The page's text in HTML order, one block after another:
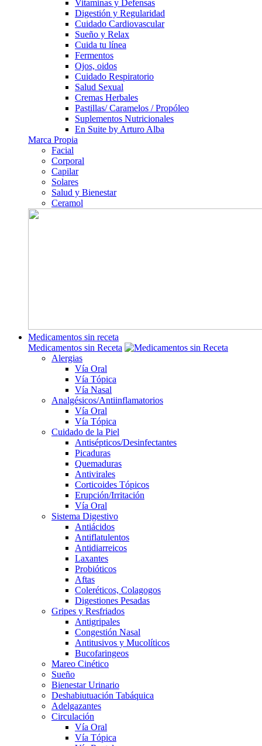
Vitaminas y Defensas
Digestión y Regularidad
Cuidado Cardiovascular
Sueño y Relax
Cuida tu línea
Fermentos
Ojos, oidos
Cuidado Respiratorio
Salud Sexual
Cremas Herbales
Pastillas/ Caramelos / Propóleo
Suplementos Nutricionales
En Suite by Arturo Alba
Marca Propia
Facial
Corporal
Capilar
Solares
Salud y Bienestar
Ceramol
Medicamentos sin receta
Medicamentos sin Receta
Alergias
Vía Oral
Vía Tópica
Vía Nasal
Analgésicos/Antiinflamatorios
Vía Oral
Vía Tópica
Cuidado de la Piel
Antisépticos/Desinfectantes
Picaduras
Quemaduras
Antivirales
Corticoides Tópicos
Erupción/Irritación
Vía Oral
Sistema Digestivo
Antiácidos
Antiflatulentos
Antidiarreicos
Laxantes
Probióticos
Aftas
Coleréticos, Colagogos
Digestiones Pesadas
Gripes y Resfriados
Antigripales
Congestión Nasal
Antitusivos y Mucolíticos
Bucofaringeos
Mareo Cinético
Sueño
Bienestar Urinario
Deshabiutuación Tabáquica
Adelgazantes
Circulación
Vía Oral
Vía Tópica